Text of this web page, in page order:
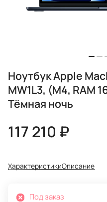
Ноутбук Apple
MW1L3, (M4, RAM
Тёмная ночь
117 210 ₽
ХарактеристикиОписание
Под заказ